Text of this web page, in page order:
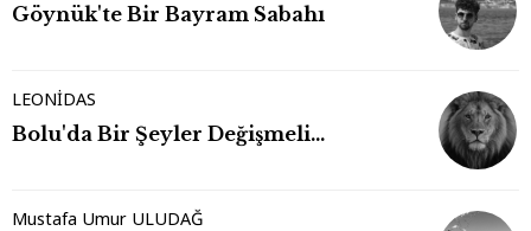
Göynük'te Bir Bayram Sabahı
LEONİDAS
Bolu'da Bir Şeyler Değişmeli…
Mustafa Umur ULUDAĞ